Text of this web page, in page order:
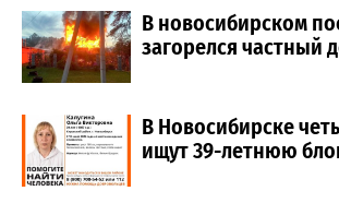
В новосибирском
загорелся частный
В Новосибирске
ищут 39-летнюю